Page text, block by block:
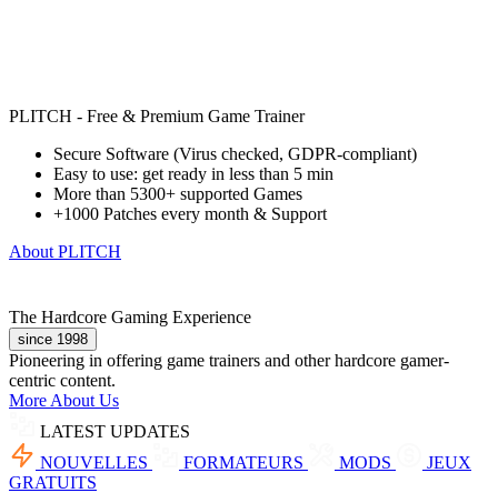
PLITCH - Free & Premium Game Trainer
Secure Software (Virus checked, GDPR-compliant)
Easy to use: get ready in less than 5 min
More than 5300+ supported Games
+1000 Patches every month & Support
About PLITCH
The Hardcore Gaming Experience
since 1998
Pioneering in offering game trainers and other hardcore gamer-
centric content.
More About Us
LATEST UPDATES
NOUVELLES
FORMATEURS MODS
JEUX
GRATUITS